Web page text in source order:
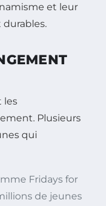
et leur
les
Plusieurs
qui
Fridays for
de jeunes